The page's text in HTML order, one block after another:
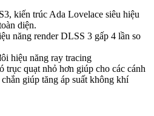
kiến trúc Ada Lovelace siêu hiệu
diện.
năng render DLSS 3 gấp 4 lần so
hiệu năng ray tracing
trục quạt nhỏ hơn giúp cho các cánh
giúp tăng áp suất không khí